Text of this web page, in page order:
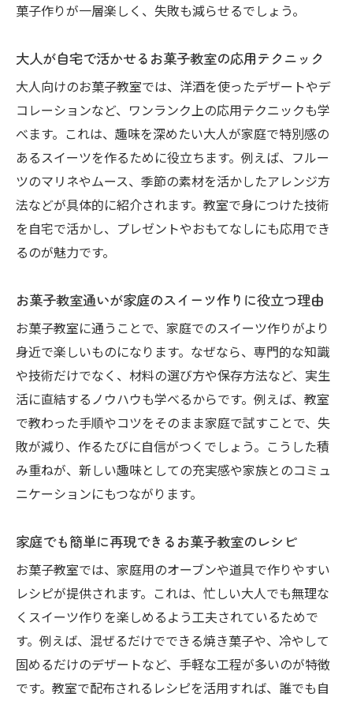
菓子作りが一層楽しく、失敗も減らせるでしょう。
大人が自宅で活かせるお菓子教室の応用テクニック
大人向けのお菓子教室では、洋酒を使ったデザートやデ
コレーションなど、ワンランク上の応用テクニックも学
べます。これは、趣味を深めたい大人が家庭で特別感の
あるスイーツを作るために役立ちます。例えば、フルー
ツのマリネやムース、季節の素材を活かしたアレンジ方
法などが具体的に紹介されます。教室で身につけた技術
を自宅で活かし、プレゼントやおもてなしにも応用でき
るのが魅力です。
お菓子教室通いが家庭のスイーツ作りに役立つ理由
お菓子教室に通うことで、家庭でのスイーツ作りがより
身近で楽しいものになります。なぜなら、専門的な知識
や技術だけでなく、材料の選び方や保存方法など、実生
活に直結するノウハウも学べるからです。例えば、教室
で教わった手順やコツをそのまま家庭で試すことで、失
敗が減り、作るたびに自信がつくでしょう。こうした積
み重ねが、新しい趣味としての充実感や家族とのコミュ
ニケーションにもつながります。
家庭でも簡単に再現できるお菓子教室のレシピ
お菓子教室では、家庭用のオーブンや道具で作りやすい
レシピが提供されます。これは、忙しい大人でも無理な
くスイーツ作りを楽しめるよう工夫されているためで
す。例えば、混ぜるだけでできる焼き菓子や、冷やして
固めるだけのデザートなど、手軽な工程が多いのが特徴
です。教室で配布されるレシピを活用すれば、誰でも自